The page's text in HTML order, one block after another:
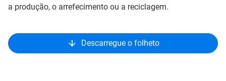
a produção, o arrefecimento ou a reciclagem.
Descarregue o folheto